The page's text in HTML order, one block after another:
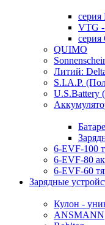
VTG -
QUIMO
Литий:
S.I.A.P.
6-EVF-100
6-EVF-80
6-EVF-60
Зарядные
Кулон -
ANSMANN